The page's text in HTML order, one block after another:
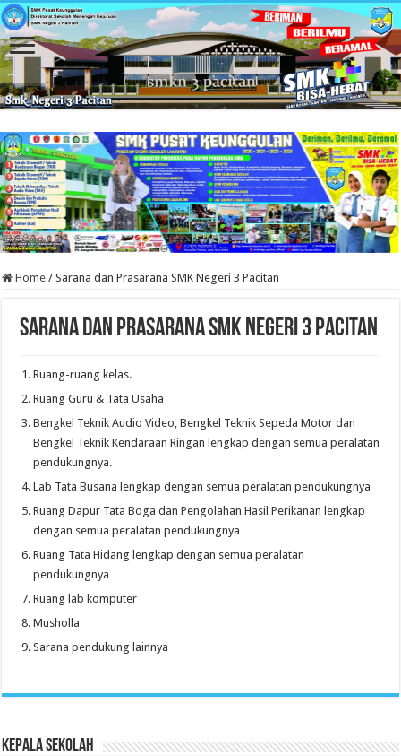
Home / Sarana dan Prasarana SMK Negeri 3 Pacitan
Sarana dan Prasarana SMK Negeri 3 Pacitan
Ruang-ruang kelas.
Ruang Guru & Tata Usaha
Bengkel Teknik Audio Video, Bengkel Teknik Sepeda Motor dan
Bengkel Teknik Kendaraan Ringan lengkap dengan semua peralatan
pendukungnya.
Lab Tata Busana lengkap dengan semua peralatan pendukungnya
Ruang Dapur Tata Boga dan Pengolahan Hasil Perikanan lengkap
dengan semua peralatan pendukungnya
Ruang Tata Hidang lengkap dengan semua peralatan
pendukungnya
Ruang lab komputer
Musholla
Sarana pendukung lainnya
KEPALA SEKOLAH